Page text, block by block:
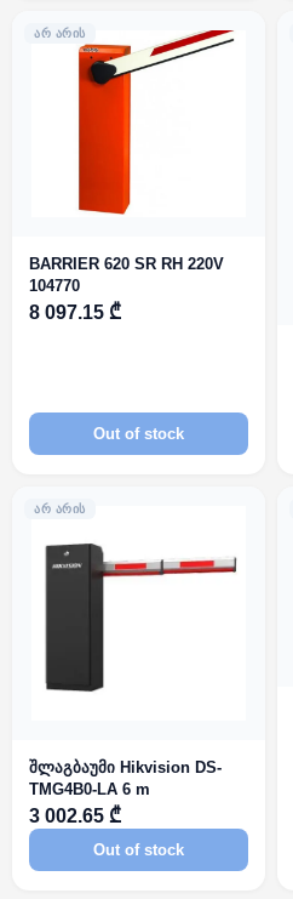
ᲐᲠ ᲐᲠᲘᲡ
BARRIER 620 SR RH 220V
104770
8 097.15 ₾
Out of stock
ᲐᲠ ᲐᲠᲘᲡ
შლაგბაუმი Hikvision DS-
TMG4B0-LA 6 m
3 002.65 ₾
Out of stock